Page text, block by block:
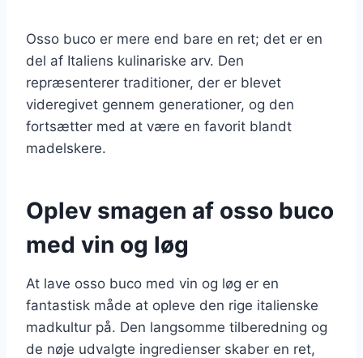
Osso buco er mere end bare en ret; det er en
del af Italiens kulinariske arv. Den
repræsenterer traditioner, der er blevet
videregivet gennem generationer, og den
fortsætter med at være en favorit blandt
madelskere.
Oplev smagen af osso buco
med vin og løg
At lave osso buco med vin og løg er en
fantastisk måde at opleve den rige italienske
madkultur på. Den langsomme tilberedning og
de nøje udvalgte ingredienser skaber en ret,